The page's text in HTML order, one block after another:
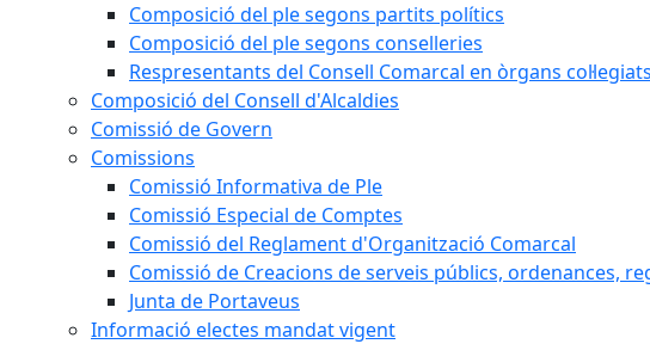
Composició del ple segons partits polítics
Composició del ple segons conselleries
Respresentants del Consell Comarcal en òrgans col·legiats
Composició del Consell d'Alcaldies
Comissió de Govern
Comissions
Comissió Informativa de Ple
Comissió Especial de Comptes
Comissió del Reglament d'Organització Comarcal
Comissió de Creacions de serveis públics, ordenances,
Junta de Portaveus
Informació electes mandat vigent